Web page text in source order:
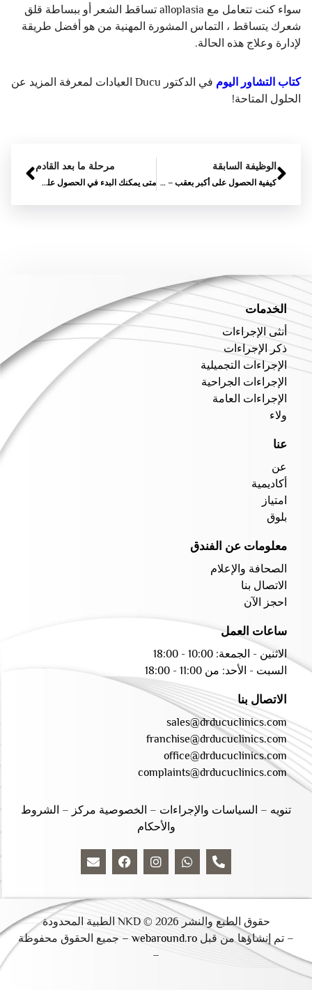
سواء كنت تتعامل مع alloplasia تساقط الشعر أو ببساطة قلق
شعرك يتساقط ، التماس المشورة المهنية من هو أفضل طريقة
لإدارة وعلاج هذه الحالة.
كتاب التشاور اليوم
في الدكتور Ducu العيادات لمعرفة المزيد عن
الحلول المتاحة!
الوظيفة السابقة
كيفية الحصول على أكبر بعقب – 5 الأفكار التي تعمل
مرحلة ما بعد القادم
متى يمكنك البدء في الحصول على التجاعيد
الخدمات
أنثى الإجراءات
ذكر الإجراءات
الإجراءات التجميلية
الإجراءات الجراحية
الإجراءات العامة
ولاء
عنا
عن
أكاديمية
امتياز
بلوق
معلومات عن الفندق
الصحافة والإعلام
الاتصال بنا
احجز الآن
ساعات العمل
الاثنين - الجمعة: 10:00 - 18:00
السبت - الأحد: من 11:00 - 18:00
الاتصال بنا
sales@drducuclinics.com
franchise@drducuclinics.com
office@drducuclinics.com
complaints@drducuclinics.com
تنويه – السياسات والإجراءات – الخصوصية مركز – الشروط
والأحكام
حقوق الطبع والنشر 2026 © NKD الطبية المحدودة
– تم إنشاؤها من قبل webaround.ro –
جميع الحقوق محفوظة
–